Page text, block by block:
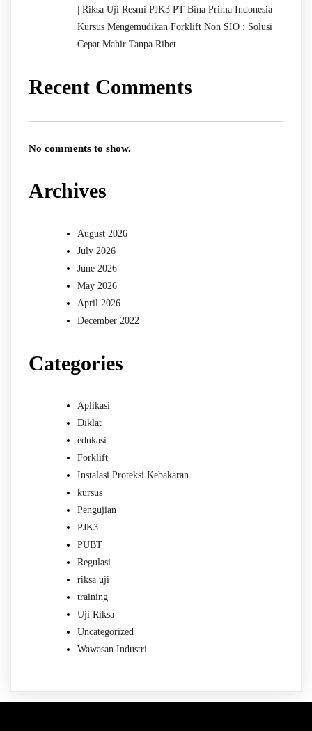
| Riksa Uji Resmi PJK3 PT Bina Prima Indonesia
Kursus Mengemudikan Forklift Non SIO : Solusi
Cepat Mahir Tanpa Ribet
Recent Comments
No comments to show.
Archives
August 2026
July 2026
June 2026
May 2026
April 2026
December 2022
Categories
Aplikasi
Diklat
edukasi
Forklift
Instalasi Proteksi Kebakaran
kursus
Pengujian
PJK3
PUBT
Regulasi
riksa uji
training
Uji Riksa
Uncategorized
Wawasan Industri